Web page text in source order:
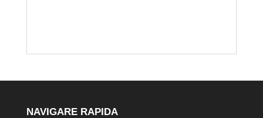
NAVIGARE RAPIDA